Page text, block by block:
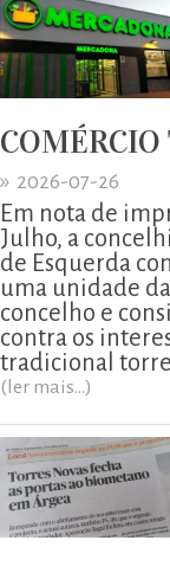
» 2026-07-26
Em nota de
Julho, a
de Esquerda
uma unidade
concelho e
contra os
tradicional
(ler mais...)